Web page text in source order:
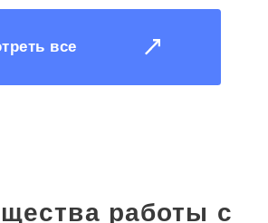
все
работы с